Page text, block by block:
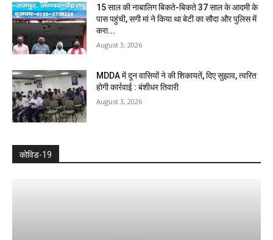
15 साल की नाबालिग बिकते-बिकते 37 साल के आदमी के
पास पहुंची, सगी मां ने किया था बेटी का सौदा और पुलिस में
करा...
August 3, 2026
MDDA में दून वासियों ने की शिकायतें, दिए सुझाव, त्वरित
होगी कार्रवाई : बंशीधर तिवारी
August 3, 2026
कोविड-19